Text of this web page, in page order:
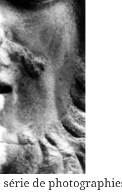
de